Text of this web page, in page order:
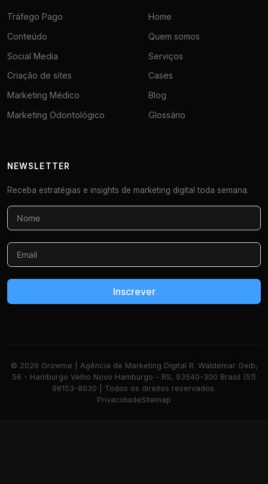
Tráfego Pago
Conteúdo
Social Media
Criação de sites
Marketing Médico
Marketing Odontológico
Home
Quem somos
Serviços
Cases
Blog
Glossário
NEWSLETTER
Receba estratégias e insights de marketing digital toda semana.
Inscrever
© 2026 Growme | Agência de Marketing Digital R. Waldemar Geib,
56 - Hamburgo Velho Novo Hamburgo - RS, 93540-300 Brasil (51)
98153-8030 | Todos os direitos reservados.
PrivacidadeSitemap